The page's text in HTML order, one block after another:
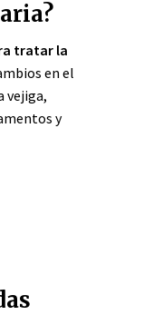
tratar la
en el
vejiga,
y